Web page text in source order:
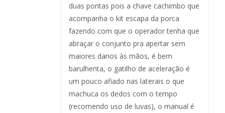
duas pontas pois a chave cachimbo que
acompanha o kit escapa da porca
fazendo com que o operador tenha que
abraçar o conjunto pra apertar sem
maiores danos às mãos, é bem
barulhenta, o gatilho de aceleração é
um pouco afiado nas laterais o que
machuca os dedos com o tempo
(recomendo uso de luvas), o manual é